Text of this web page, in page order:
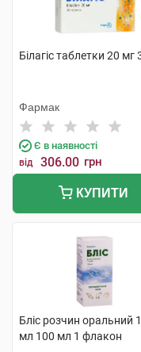
Білагіс таблетки 20 мг
Фармак
Є в наявності
від 306.00 грн
КУПИТИ
Бліс розчин оральний
мл 100 мл 1 флакон